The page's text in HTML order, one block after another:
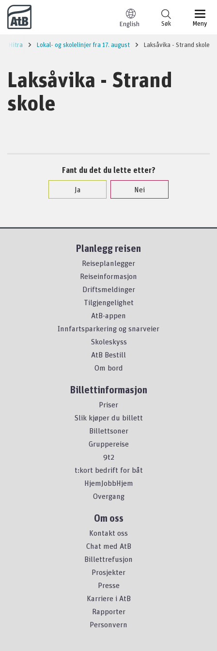
Til innhold
English Meny
Søk
Hitra Lokal- og skolelinjer fra 17. august Laksåvika - Strand skole
Laksåvika - Strand
skole
Fant du det du lette etter?
Ja
Nei
Planlegg reisen
Reiseplanlegger
Reiseinformasjon
Driftsmeldinger
Tilgjengelighet
AtB-appen
Innfartsparkering og snarveier
Skoleskyss
AtB Bestill
Om bord
Billettinformasjon
Priser
Slik kjøper du billett
Billettsoner
Gruppereise
9t2
t:kort bedrift for båt
HjemJobbHjem
Overgang
Om oss
Kontakt oss
Chat med AtB
Billettrefusjon
Prosjekter
Presse
Karriere i AtB
Rapporter
Personvern